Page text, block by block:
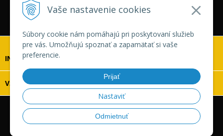
Vaše nastavenie cookies
Súbory cookie nám pomáhajú pri poskytovaní služieb
pre vás. Umožňujú spoznať a zapamätať si vaše
preferencie.
Prijať
Nastaviť
Odmietnuť
zľavách na vybrané produkty.
Neplatí pre Veľkoobchodných
zákazníkov.
INFOLINKA
VŠETKO O NÁKUPE
© 2026 Vaskonaradie.sk •tvorba eshopu cez UNIobchod
webhostingspoločnostiWEBYGROUP